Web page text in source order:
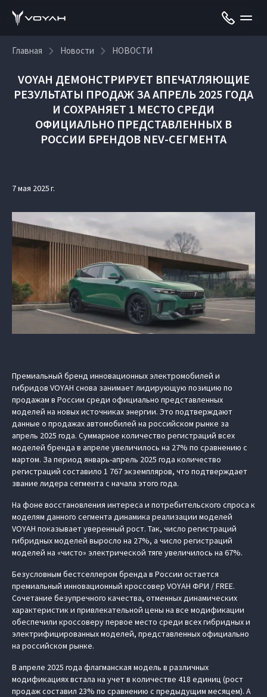
Главная Новости НОВОСТИ
VOYAH ДЕМОНСТРИРУЕТ ВПЕЧАТЛЯЮЩИЕ
РЕЗУЛЬТАТЫ ПРОДАЖ ЗА АПРЕЛЬ 2025 ГОДА
И СОХРАНЯЕТ 1 МЕСТО СРЕДИ
ОФИЦИАЛЬНО ПРЕДСТАВЛЕННЫХ В
РОССИИ БРЕНДОВ NEV-СЕГМЕНТА
7 мая 2025 г.
Премиальный бренд инновационных электромобилей и
гибридов VOYAH снова занимает лидирующую позицию по
продажам в России среди официально представленных
моделей на новых источниках энергии. Это подтверждают
данные о продажах автомобилей на российском рынке за
апрель 2025 года. Суммарное количество регистраций всех
моделей бренда в апреле увеличилось на 27% по сравнению с
мартом. За период январь-апрель 2025 года количество
регистраций составило 1 767 экземпляров, что подтверждает
звание лидера сегмента с начала этого года.
На фоне восстановления интереса и потребительского спроса к
моделям данного сегмента динамика реализации моделей
VOYAH показывает уверенный рост. Так, число регистраций
гибридных моделей выросло на 27%, а число регистраций
моделей на «чисто» электрической тяге увеличилось на 67%.
Безусловным бестселлером бренда в России остается
премиальный инновационный кроссовер VOYAH ФРИ / FREE.
Сочетание безупречного качества, отменных динамических
характеристик и привлекательной цены на все модификации
обеспечили кроссоверу первое место среди всех гибридных и
электрифицированных моделей, представленных официально
на российском рынке.
В апреле 2025 года флагманская модель в различных
модификациях встала на учет в количестве 418 единиц (рост
продаж составил 23% по сравнению с предыдущим месяцем). А